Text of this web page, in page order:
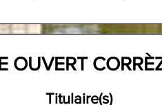
OUVERT
Titulaire(s)